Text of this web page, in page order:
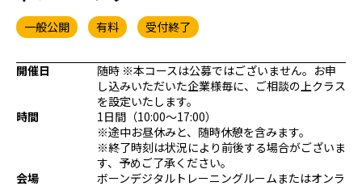
刊行順
ゲーム/CG
映像/映画/アニメ
プログラミング/ウェブ
ファッション/デザイン/他
チュートリアル
検定
その他
一般公開 有料 受付終了
開催日
随時 ※本コースは公募ではございません。お申
し込みいただいた企業様毎に、ご相談の上クラス
を設定いたします。
時間
1日間（10:00～17:00）
※途中お昼休みと、随時休憩を含みます。
※終了時刻は状況により前後する場合がございま
す、予めご了承ください。
会場
ボーンデジタルトレーニングルームまたはオンラ